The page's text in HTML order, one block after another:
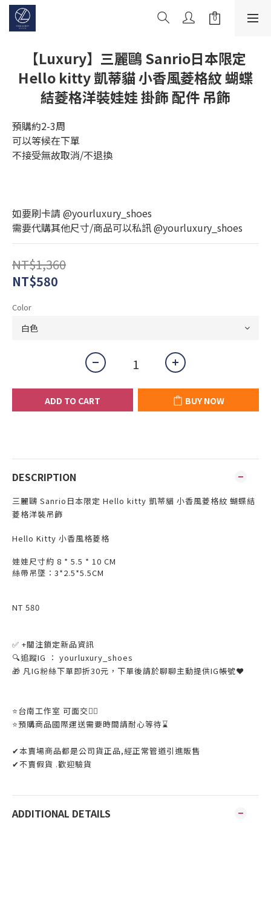
【Luxury】三麗鷗 Sanrio日本限定
Hello kitty 凱蒂貓 小香風菱格紋 蝴蝶
結菱格洋裝娃娃 掛飾 配件 吊飾
預購約2-3周
可以等候在下單
不接受無故取消/不退換
如要刷卡請 @yourluxury_shoes
需要代購其他尺寸/商品可以私訊 @yourluxury_shoes
NT$1,360
NT$580
Color
ADD TO CART BUY NOW
DESCRIPTION
三麗鷗 Sanrio日本限定 Hello kitty 凱蒂貓 小香風菱格紋 蝴蝶結
菱格洋裝吊飾
Hello Kitty 小香風格菱格
娃娃尺寸約 8 * 5.5 * 10 CM
絲帶吊墜：3*2.5*5.5CM
NT 580
✅ +關注鎖定新品資訊
🔍追蹤IG ： yourluxury_shoes
🎁 凡IG粉絲下單即折30元，下單後請於聊聊主動提供IG帳號❤
⭐️台南工作室 可面交👌🏼
⭐️預購商品國際運送需要時間請耐心等待⌛️
✔本賣場商品都是公司貨正品,經正常管道引進販售
✔不賣假貨 .歡迎驗貨
ADDITIONAL DETAILS